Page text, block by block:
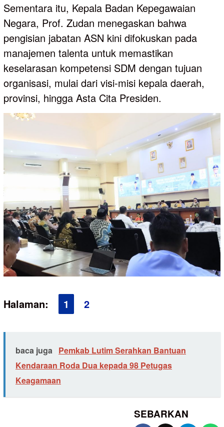
Sementara itu, Kepala Badan Kepegawaian
Negara, Prof. Zudan menegaskan bahwa
pengisian jabatan ASN kini difokuskan pada
manajemen talenta untuk memastikan
keselarasan kompetensi SDM dengan tujuan
organisasi, mulai dari visi-misi kepala daerah,
provinsi, hingga Asta Cita Presiden.
Halaman: 1 2
baca juga Pemkab Lutim Serahkan Bantuan
Kendaraan Roda Dua kepada 98 Petugas
Keagamaan
SEBARKAN